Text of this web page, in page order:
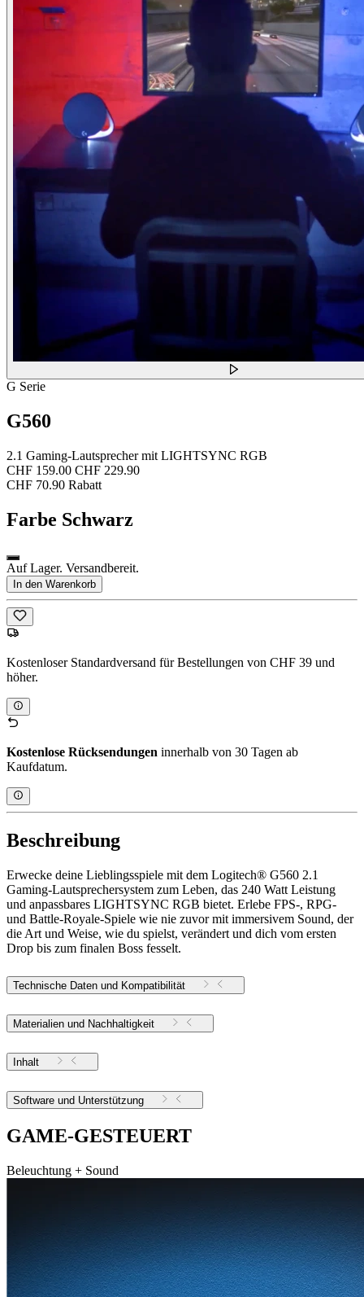
G Serie
G560
2.1 Gaming-Lautsprecher mit LIGHTSYNC RGB
CHF 159.00 CHF 229.90
CHF 70.90 Rabatt
Farbe Schwarz
Auf Lager. Versandbereit.
In den Warenkorb
Kostenloser Standardversand für Bestellungen von CHF 39 und
höher.
Kostenlose Rücksendungen innerhalb von 30 Tagen ab
Kaufdatum.
Beschreibung
Erwecke deine Lieblingsspiele mit dem Logitech® G560 2.1
Gaming-Lautsprechersystem zum Leben, das 240 Watt Leistung
und anpassbares LIGHTSYNC RGB bietet. Erlebe FPS-, RPG-
und Battle-Royale-Spiele wie nie zuvor mit immersivem Sound, der
die Art und Weise, wie du spielst, verändert und dich vom ersten
Drop bis zum finalen Boss fesselt.
Technische Daten und Kompatibilität
Materialien und Nachhaltigkeit
Inhalt
Software und Unterstützung
GAME-GESTEUERT
Beleuchtung + Sound